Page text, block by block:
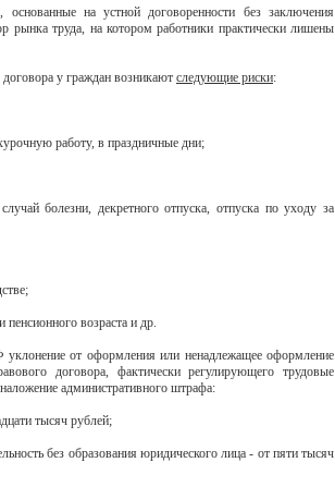
на устной договоренности без заключения
рынка труда, на котором работники практически лишены
у граждан возникают следующие риски:
работу, в праздничные дни;
болезни, декретного отпуска, отпуска по уходу за
возраста и др.
от оформления или ненадлежащее оформление
договора, фактически регулирующего трудовые
административного штрафа:
тысяч рублей;
без образования юридического лица - от пяти тысяч